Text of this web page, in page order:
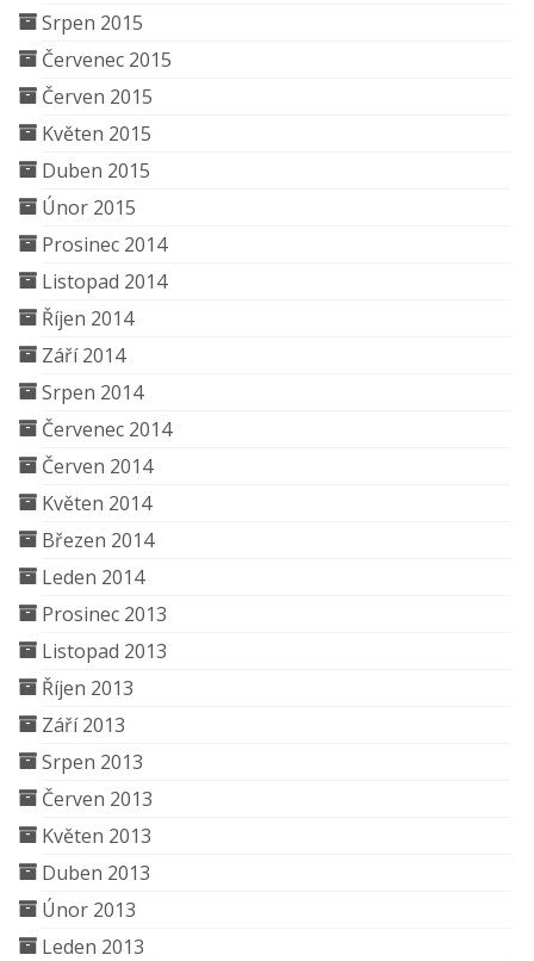
Srpen 2015
Červenec 2015
Červen 2015
Květen 2015
Duben 2015
Únor 2015
Prosinec 2014
Listopad 2014
Říjen 2014
Září 2014
Srpen 2014
Červenec 2014
Červen 2014
Květen 2014
Březen 2014
Leden 2014
Prosinec 2013
Listopad 2013
Říjen 2013
Září 2013
Srpen 2013
Červen 2013
Květen 2013
Duben 2013
Únor 2013
Leden 2013